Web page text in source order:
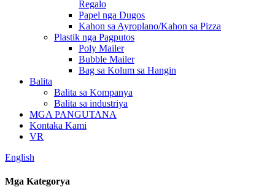
Regalo
Papel nga Dugos
Kahon sa Ayroplano/Kahon sa Pizza
Plastik nga Pagputos
Poly Mailer
Bubble Mailer
Bag sa Kolum sa Hangin
Balita
Balita sa Kompanya
Balita sa industriya
MGA PANGUTANA
Kontaka Kami
VR
English
Mga Kategorya